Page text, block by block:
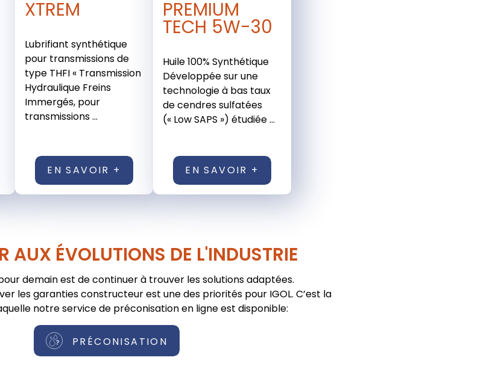
XTREM
Lubrifiant synthétique
pour transmissions de
type THFI « Transmission
Hydraulique Freins
Immergés, pour
transmissions ...
EN SAVOIR +
PREMIUM
TECH 5W-30
Huile 100% Synthétique
Développée sur une
technologie à bas taux
de cendres sulfatées
(« Low SAPS ») étudiée ...
EN SAVOIR +
AUX ÉVOLUTIONS DE L'INDUSTRIE
pour demain est de continuer à trouver les solutions adaptées.
les garanties constructeur est une des priorités pour IGOL. C’est la
notre service de préconisation en ligne est disponible:
PRÉCONISATION